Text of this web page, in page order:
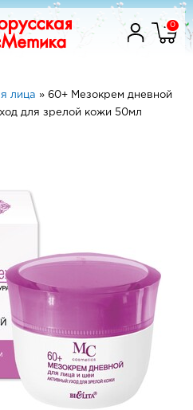
0
лица » 60+ Мезокрем дневной
для зрелой кожи 50мл